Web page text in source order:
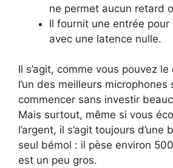
ne permet aucun retard
Il fournit une entrée pour
avec une latence nulle.
Il s’agit, comme vous pouvez
l’un des meilleurs microphones
commencer sans investir
Mais surtout, même si vous
l’argent, il s’agit toujours d’une
seul bémol : il pèse environ
est un peu gros.